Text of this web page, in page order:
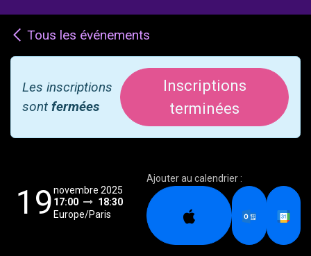
Tous les événements
Les inscriptions
sont fermées
Inscriptions
terminées
19novembre 2025
17:00
18:30
Europe/Paris
Ajouter au calendrier :